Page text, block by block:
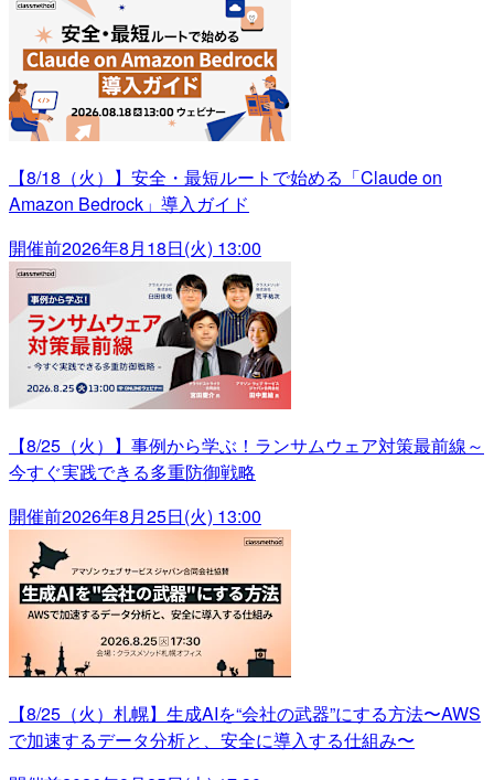
【8/18（火）】安全・最短ルートで始める「Claude on
Amazon Bedrock」導入ガイド
開催前2026年8月18日(火) 13:00
【8/25（火）】事例から学ぶ！ランサムウェア対策最前線～
今すぐ実践できる多重防御戦略
開催前2026年8月25日(火) 13:00
【8/25（火）札幌】生成AIを“会社の武器”にする方法〜AWS
で加速するデータ分析と、安全に導入する仕組み〜